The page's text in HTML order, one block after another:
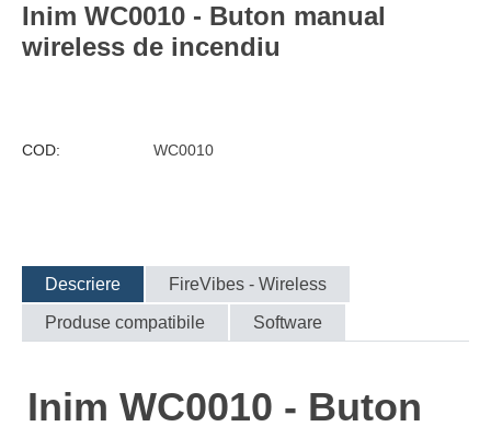
Inim WC0010 - Buton manual
wireless de incendiu
COD: WC0010
Descriere FireVibes - Wireless
Produse compatibile Software
Inim WC0010 - Buton